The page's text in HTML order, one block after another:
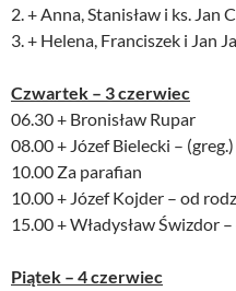
2. + Anna, Stanisław i ks. Jan
3. + Helena, Franciszek i Jan
Czwartek – 3 czerwiec
06.30 + Bronisław Rupar
08.00 + Józef Bielecki – (greg.)
10.00 Za parafian
10.00 + Józef Kojder – od
15.00 + Władysław Świzdor
Piątek – 4 czerwiec